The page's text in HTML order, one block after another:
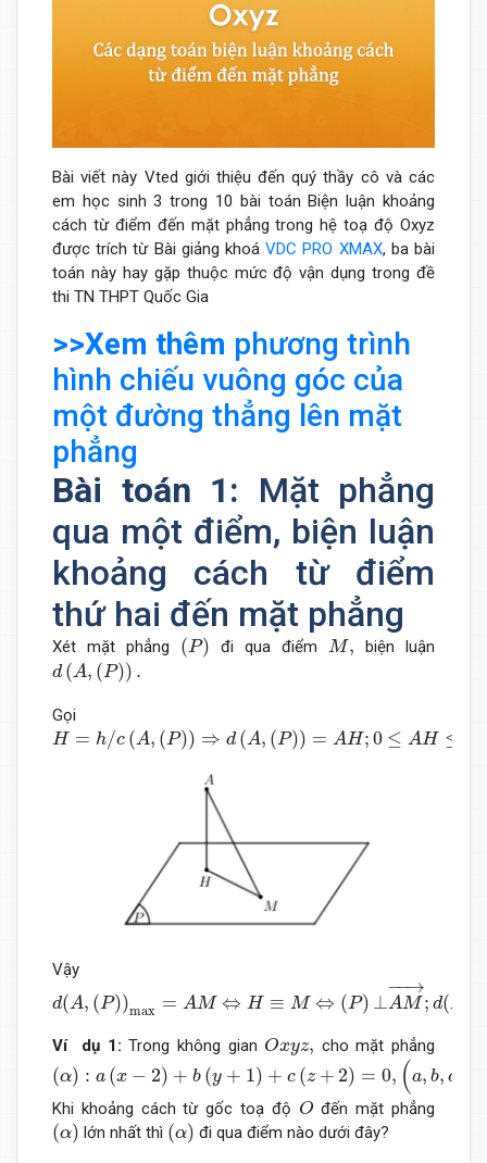
Bài viết này Vted giới thiệu đến quý thầy cô và các
em học sinh 3 trong 10 bài toán Biện luận khoảng
cách từ điểm đến mặt phẳng trong hệ toạ độ Oxyz
được trích từ Bài giảng khoáVDC PRO XMAX, ba bài
toán này hay gặp thuộc mức độ vận dụng trong đề
thi TN THPT Quốc Gia
>>Xem thêm phương trình
hình chiếu vuông góc của
một đường thẳng lên mặt
phẳng
Bài toán 1: Mặt phẳng
qua một điểm, biện luận
khoảng cách từ điểm
thứ hai đến mặt phẳng
Xét mặt phẳng (P)
(P) đi qua điểmM,
M, biện luận
d (A, (P)) .
d(A, P)).
Gọi
H = h/c (A, (P)) ⇒ d (A, (P)) = AH;0 ≤ AH ≤
H= c A (P) ⇒d(A (P )= A H;0≤A A M= c n t
Vậy
d(A, (P))max = AM ⇔ H ≡ M ⇔ (P) ⊥
−
−→
AM ; d(A
d (A A,(P))
Ví dụ 1:Trong không gian Oxyz,
Oxyz, cho mặt phẳng
(α) : a (x − 2) + b (y + 1) + c (z + 2) = 0, (a, b, c
(α a(x −2 )+b(y +1)+c z+2 = 0,(a,b ,c∈ R;a2 +b2+
Khi khoảng cách từ gốc toạ độ O
Ođến mặt phẳng
(α)
( ) lớn nhất thì (α)
( ) đi qua điểm nào dưới đây?